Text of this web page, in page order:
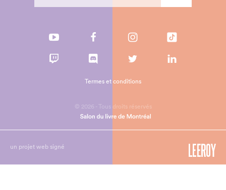
© 2026 - Tous droits réservés
Termes et conditions
un projet web signé